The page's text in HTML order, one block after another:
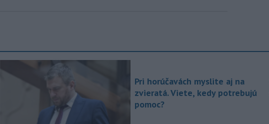
Pri horúčavách myslite aj na
zvieratá. Viete, kedy potrebujú
pomoc?